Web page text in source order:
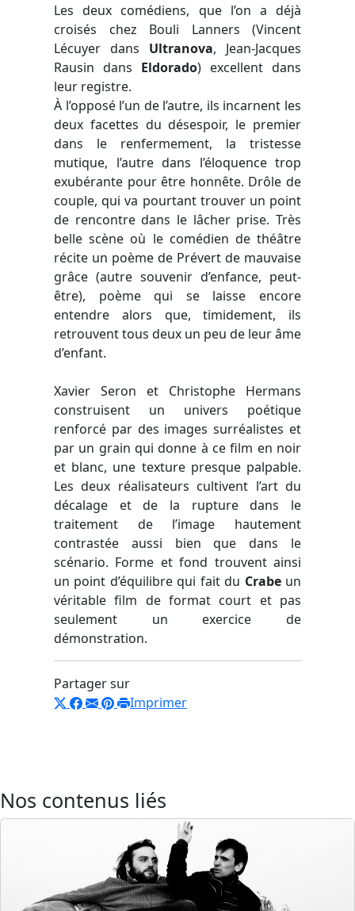
Les deux comédiens, que l’on a déjà
croisés chez Bouli Lanners (Vincent
Lécuyer dans Ultranova, Jean-Jacques
Rausin dans Eldorado) excellent dans
leur registre.
À l’opposé l’un de l’autre, ils incarnent les
deux facettes du désespoir, le premier
dans le renfermement, la tristesse
mutique, l’autre dans l’éloquence trop
exubérante pour être honnête. Drôle de
couple, qui va pourtant trouver un point
de rencontre dans le lâcher prise. Très
belle scène où le comédien de théâtre
récite un poème de Prévert de mauvaise
grâce (autre souvenir d’enfance, peut-
être), poème qui se laisse encore
entendre alors que, timidement, ils
retrouvent tous deux un peu de leur âme
d’enfant.
Xavier Seron et Christophe Hermans
construisent un univers poétique
renforcé par des images surréalistes et
par un grain qui donne à ce film en noir
et blanc, une texture presque palpable.
Les deux réalisateurs cultivent l’art du
décalage et de la rupture dans le
traitement de l’image hautement
contrastée aussi bien que dans le
scénario. Forme et fond trouvent ainsi
un point d’équilibre qui fait du Crabeun
véritable film de format court et pas
seulement un exercice de
démonstration.
Partager sur
Imprimer
Nos contenus liés